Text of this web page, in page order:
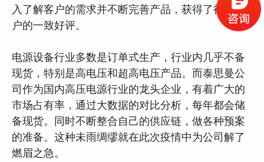
入了解客户的需求并不断完善产品，获得了行业客
户的一致好评。
电源设备行业多数是订单式生产，行业内几乎不备
现货，特别是高电压和超高电压产品。而泰思曼公
司作为国内高压电源行业的龙头企业，有着广大的
市场占有率，通过大数据的对比分析，每年都会储
备现货。同时不断整合自己的供应链，做各种预案
的准备。这种未雨绸缪就在此次疫情中为公司解了
燃眉之急。